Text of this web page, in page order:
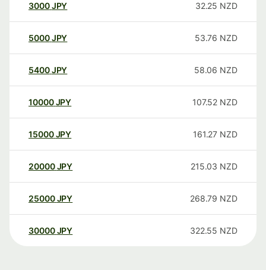
3000JPY 32.25 NZD
5000JPY 53.76 NZD
5400JPY 58.06 NZD
10000 JPY 107.52 NZD
15000 JPY 161.27 NZD
20000 JPY 215.03 NZD
25000 JPY 268.79 NZD
30000 JPY 322.55 NZD